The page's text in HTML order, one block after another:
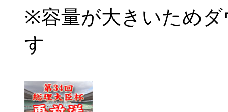
※容量が大きいため
す